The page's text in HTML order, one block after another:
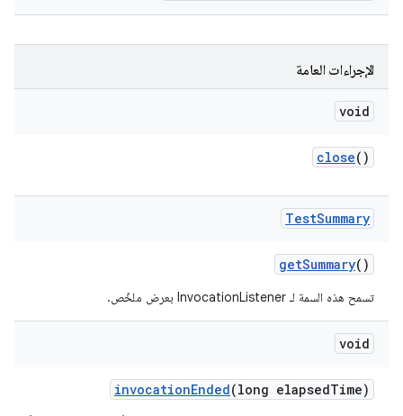
الإجراءات العامة
void
close()
TestSummary
getSummary()
تسمح هذه السمة لـ InvocationListener بعرض ملخّص.
void
invocationEnded(long elapsedTime)